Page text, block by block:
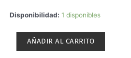
Disponibilidad: 1 disponibles
MESA
ARRANQUE
AÑADIR AL CARRITO